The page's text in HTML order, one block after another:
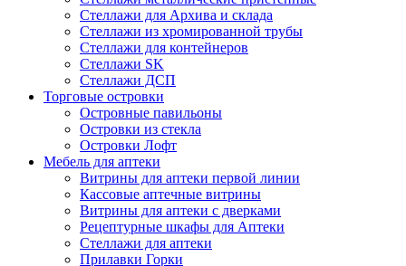
Стеллажи для Архива и склада
Стеллажи из хромированной трубы
Стеллажи для контейнеров
Стеллажи SK
Стеллажи ДСП
Торговые островки
Островные павильоны
Островки из стекла
Островки Лофт
Мебель для аптеки
Витрины для аптеки первой линии
Кассовые аптечные витрины
Витрины для аптеки с дверками
Рецептурные шкафы для Аптеки
Стеллажи для аптеки
Прилавки Горки